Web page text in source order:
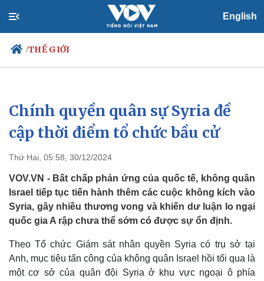
English
/THẾ GIỚI
Chính trị
Đảng
Tổ chức nhân sự
Nhận diện sự thật
Xã hội
Tin 24h
Dự báo thời tiết
Việc làm
Biển đảo
Chính quyền quân sự Syria đề
cập thời điểm tổ chức bầu cử
Thứ Hai, 05:58, 30/12/2024
VOV.VN - Bất chấp phản ứng của quốc tế, không quân
Israel tiếp tục tiến hành thêm các cuộc không kích vào
Syria, gây nhiều thương vong và khiến dư luận lo ngại
quốc gia A rập chưa thể sớm có được sự ổn định.
Theo Tổ chức Giám sát nhân quyền Syria có trụ sở tại
Anh, mục tiêu tấn công của không quân Israel hồi tối qua là
một cơ sở của quân đội Syria ở khu vực ngoại ô phía